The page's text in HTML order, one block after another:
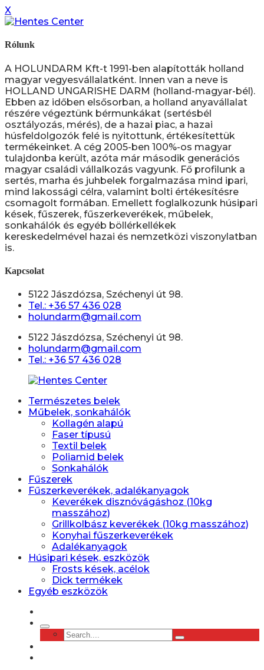
X
Rólunk
A HOLUNDARM Kft-t 1991-ben alapították holland
magyar vegyesvállalatként. Innen van a neve is
HOLLAND UNGARISHE DARM (holland-magyar-bél).
Ebben az időben elsősorban, a holland anyavállalat
részére végeztünk bérmunkákat (sertésbél
osztályozás, mérés), de a hazai piac, a hazai
húsfeldolgozók felé is nyitottunk, értékesítettük
termékeinket. A cég 2005-ben 100%-os magyar
tulajdonba került, azóta már második generációs
magyar családi vállalkozás vagyunk. Fő profilunk a
sertés, marha és juhbelek forgalmazása mind ipari,
mind lakossági célra, valamint bolti értékesítésre
csomagolt formában. Emellett foglalkozunk húsipari
kések, fűszerek, fűszerkeverékek, műbelek,
sonkahálók és egyéb böllérkellékek
kereskedelmével hazai és nemzetközi viszonylatban
is.
Kapcsolat
5122 Jászdózsa, Széchenyi út 98.
Tel.: +36 57 436 028
holundarm@gmail.com
5122 Jászdózsa, Széchenyi út 98.
holundarm@gmail.com
Tel.: +36 57 436 028
Természetes belek
Műbelek, sonkahálók
Kollagén alapú
Faser típusú
Textil belek
Poliamid belek
Sonkahálók
Fűszerek
Fűszerkeverékek, adalékanyagok
Keverékek disznóvágáshoz (10kg
masszához)
Grillkolbász keverékek (10kg masszához)
Konyhai fűszerkeverékek
Adalékanyagok
Húsipari kések, eszközök
Frosts kések, acélok
Dick termékek
Egyéb eszközök